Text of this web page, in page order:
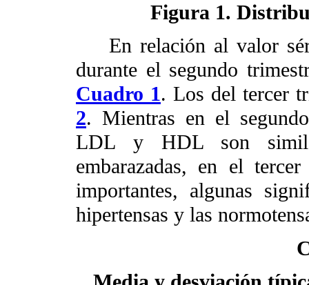
Figura 1.
En relación al valor
durante el segundo
Cuadro 1. Los del tercer
2. Mientras en el
LDL y HDL son
embarazadas, en el
importantes, algunas
hipertensas y las